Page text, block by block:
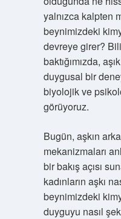
yalnızca kalpten
beynimizdeki
devreye girer?
baktığımızda,
duygusal bir
biyolojik ve
görüyoruz.
Bugün, aşkın
mekanizmaları
bir bakış açısı
kadınların aşkı
beynimizdeki
duyguyu nasıl